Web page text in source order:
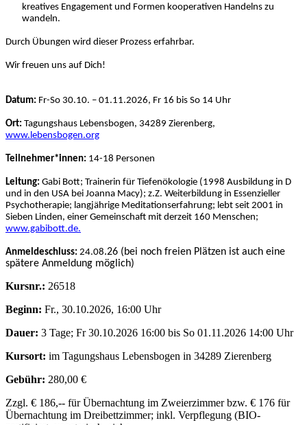
kreatives Engagement und Formen kooperativen Handelns zu
wandeln.
Durch Übungen wird dieser Prozess erfahrbar.
Wir freuen uns auf Dich!
Datum: Fr-So 30.10. – 01.11.2026, Fr 16 bis So 14 Uhr
Ort: Tagungshaus Lebensbogen, 34289 Zierenberg,
www. lebensbogen.org
Teilnehmer*innen: 14-18 Personen
Leitung: Gabi Bott; Trainerin für Tiefenökologie (1998 Ausbildung in D
und in den USA bei Joanna Macy); z.Z. Weiterbildung in Essenzieller
Psychotherapie; langjährige Meditationserfahrung; lebt seit 2001 in
Sieben Linden, einer Gemeinschaft mit derzeit 160 Menschen;
www.gabibott.de.
Anmeldeschluss: 24.08.26 (bei noch freien Plätzen ist auch eine
spätere Anmeldung möglich)
Kursnr.: 26518
Beginn: Fr., 30.10.2026, 16:00 Uhr
Dauer: 3 Tage; Fr 30.10.2026 16:00 bis So 01.11.2026 14:00 Uhr
Kursort: im Tagungshaus Lebensbogen in 34289 Zierenberg
Gebühr: 280,00 €
Zzgl. € 186,-- für Übernachtung im Zweierzimmer bzw. € 176 für
Übernachtung im Dreibettzimmer; inkl. Verpflegung (BIO-